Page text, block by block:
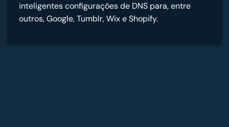
inteligentes configurações de DNS para, entre
outros, Google, Tumblr, Wix e Shopify.